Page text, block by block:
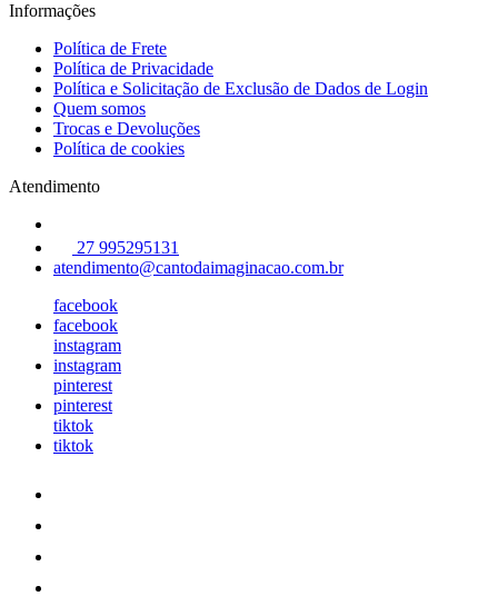
Informações
Política de Frete
Política de Privacidade
Política e Solicitação de Exclusão de Dados de Login
Quem somos
Trocas e Devoluções
Política de cookies
Atendimento
27 995295131
atendimento@cantodaimaginacao.com.br
facebook
facebook
instagram
instagram
pinterest
pinterest
tiktok
tiktok